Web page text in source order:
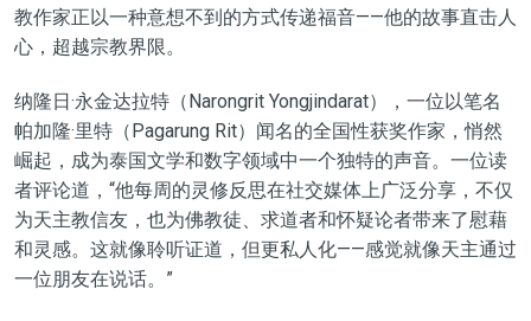
教作家正以一种意想不到的方式传递福音——他的故事直击人
心，超越宗教界限。
纳隆日·永金达拉特（Narongrit Yongjindarat），一位以笔名
帕加隆·里特（Pagarung Rit）闻名的全国性获奖作家，悄然
崛起，成为泰国文学和数字领域中一个独特的声音。一位读
者评论道，“他每周的灵修反思在社交媒体上广泛分享，不仅
为天主教信友，也为佛教徒、求道者和怀疑论者带来了慰藉
和灵感。这就像聆听证道，但更私人化——感觉就像天主通过
一位朋友在说话。”